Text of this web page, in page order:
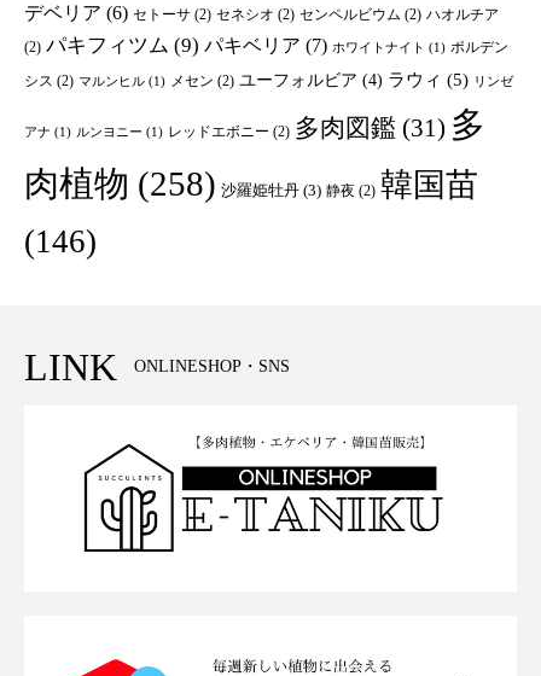
デベリア (6) セトーサ (2) セネシオ (2) センペルビウム (2) ハオルチア
(2) パキフィツム (9) パキベリア (7) ホワイトナイト (1) ポルデン
シス (2) マルンヒル (1) メセン (2) ユーフォルビア (4) ラウィ (5) リンゼ
アナ (1) ルンヨニー (1) レッドエボニー (2) 多肉図鑑 (31) 多
肉植物 (258) 沙羅姫牡丹 (3) 静夜 (2) 韓国苗
(146)
LINK ONLINESHOP・SNS